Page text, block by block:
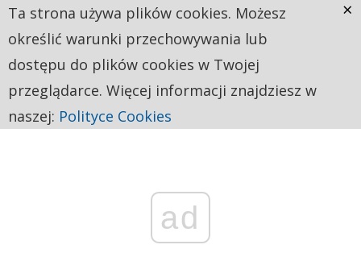
ad
Ta strona używa plików cookies. Możesz
określić warunki przechowywania lub
dostępu do plików cookies w Twojej
przeglądarce. Więcej informacji znajdziesz w
naszej: Polityce Cookies
×